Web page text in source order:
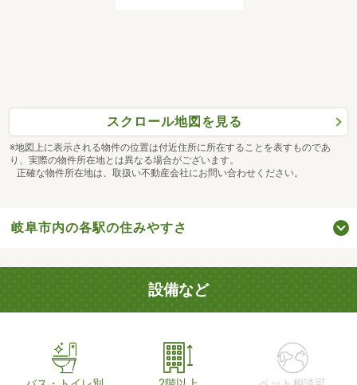
スクロール地図を見る
※地図上に表示される物件の位置は付近住所に所在することを表すものであ
り、実際の物件所在地とは異なる場合がございます。
正確な物件所在地は、取扱い不動産会社にお問い合わせください。
岐阜市内の各駅の住みやすさ
設備など